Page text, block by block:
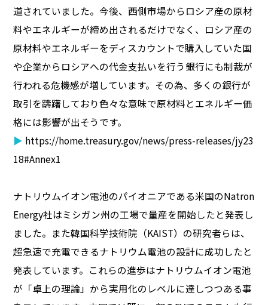
道されていました。今後、西側市場からロシア産の原材
料やエネルギーが締め出されるだけでなく、ロシア産の
原材料やエネルギーをディスカウントで購入していた国
や企業からロシアへの代金支払いを行う銀行にも制裁が
行われる危機感が増しています。その為、多くの銀行が
取引を躊躇しており色々な意味で原材料とエネルギー価
格には影響が出そうです。
▶ https://home.treasury.gov/news/press-releases/jy23
18#Annex1
ナトリウムイオン電池のパイオニアである米国のNatron
Energy社はミシガン州の工場で量産を開始したと発表し
ました。また韓国科学技術院（KAIST）の研究者らは、
超急速で充電できるナトリウム電池の設計に成功したと
発表しています。これらの進歩はナトリウムイオン電池
が「卓上の理論」から実用化のレベルに達しつつある事